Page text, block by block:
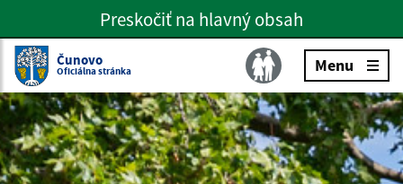
Preskočiť na hlavné menu
Preskočiť na hlavný obsah
Slovenčina
Čunovo
Oficiálna stránka Menu